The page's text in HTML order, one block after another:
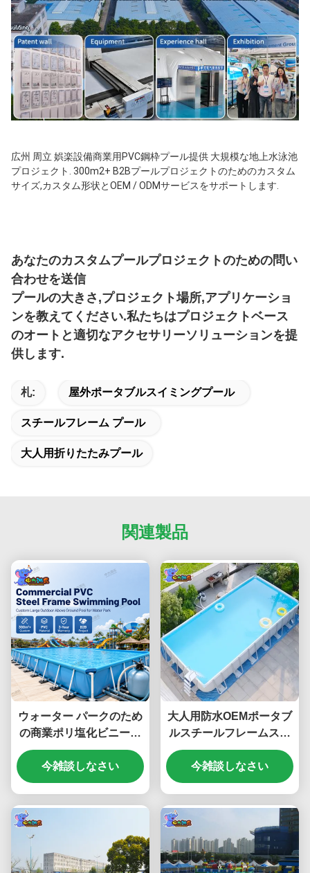
広州 周立 娯楽設備商業用PVC鋼枠プール提供 大規模な地上水泳池
プロジェクト. 300m2+ B2Bプールプロジェクトのためのカスタム
サイズ,カスタム形状とOEM / ODMサービスをサポートします.
あなたのカスタムプールプロジェクトのための問い
合わせを送信
プールの大きさ,プロジェクト場所,アプリケーショ
ンを教えてください.私たちはプロジェクトベース
のオートと適切なアクセサリーソリューションを提
供します.
札: 屋外ポータブルスイミングプール
スチールフレーム プール
大人用折りたたみプール
関連製品
ウォーター パークのため
の商業ポリ塩化ビニール
の鉄骨フレームのプール
今雑談しなさい
大人用防水OEMポータブ
ルスチールフレームスイ
ミングプール
今雑談しなさい